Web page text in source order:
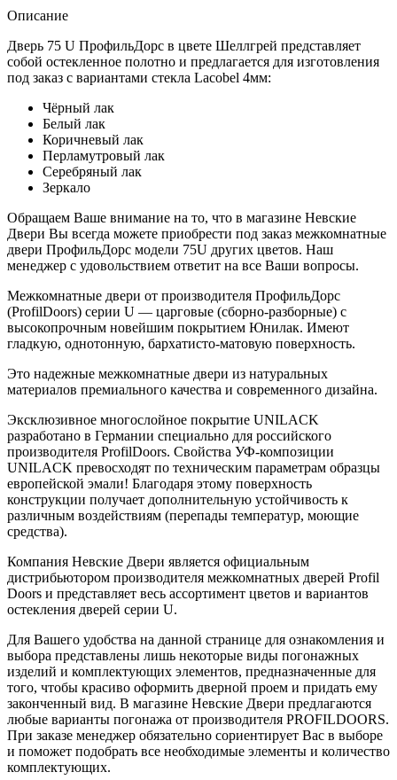
Описание
Дверь 75 U ПрофильДорс в цвете Шеллгрей представляет
собой остекленное полотно и предлагается для изготовления
под заказ с вариантами стекла Lacobel 4мм:
Чёрный лак
Белый лак
Коричневый лак
Перламутровый лак
Серебряный лак
Зеркало
Обращаем Ваше внимание на то, что в магазине Невские
Двери Вы всегда можете приобрести под заказ межкомнатные
двери ПрофильДорс модели 75U других цветов. Наш
менеджер с удовольствием ответит на все Ваши вопросы.
Межкомнатные двери от производителя ПрофильДорс
(ProfilDoors) серии U — царговые (сборно-разборные) с
высокопрочным новейшим покрытием Юнилак. Имеют
гладкую, однотонную, бархатисто-матовую поверхность.
Это надежные межкомнатные двери из натуральных
материалов премиального качества и современного дизайна.
Эксклюзивное многослойное покрытие UNILACK
разработано в Германии специально для российского
производителя ProfilDoors. Свойства УФ-композиции
UNILACK превосходят по техническим параметрам образцы
европейской эмали! Благодаря этому поверхность
конструкции получает дополнительную устойчивость к
различным воздействиям (перепады температур, моющие
средства).
Компания Невские Двери является официальным
дистрибьютором производителя межкомнатных дверей Profil
Doors и представляет весь ассортимент цветов и вариантов
остекления дверей серии U.
Для Вашего удобства на данной странице для ознакомления и
выбора представлены лишь некоторые виды погонажных
изделий и комплектующих элементов, предназначенные для
того, чтобы красиво оформить дверной проем и придать ему
законченный вид. В магазине Невские Двери предлагаются
любые варианты погонажа от производителя PROFILDOORS.
При заказе менеджер обязательно сориентирует Вас в выборе
и поможет подобрать все необходимые элементы и количество
комплектующих.